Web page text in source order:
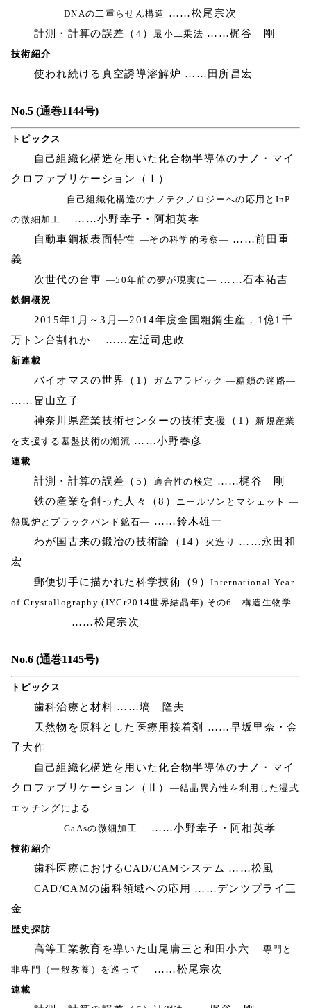
DNAの二重らせん構造 ……松尾宗次
計測・計算の誤差（4）最小二乗法 ……梶谷 剛
技術紹介
使われ続ける真空誘導溶解炉 ……田所昌宏
No.5 (通巻1144号)
トピックス
自己組織化構造を用いた化合物半導体のナノ・マイ
クロファブリケーション（Ｉ）
―自己組織化構造のナノテクノロジーへの応用とInP
の微細加工― ……小野幸子・阿相英孝
自動車鋼板表面特性 ―その科学的考察― ……前田重
義
次世代の台車 ―50年前の夢が現実に― ……石本祐吉
鉄鋼概況
2015年1月～3月―2014年度全国粗鋼生産，1億1千
万トン台割れか― ……左近司忠政
新連載
バイオマスの世界（1） ガムアラビック ―糖鎖の迷路―
……畠山立子
神奈川県産業技術センターの技術支援（1） 新規産業
を支援する基盤技術の潮流 ……小野春彦
連載
計測・計算の誤差（5）適合性の検定 ……梶谷 剛
鉄の産業を創った人々（8）
ニールソンとマシェット ―
熱風炉とブラックバンド鉱石― ……鈴木雄一
わが国古来の鍛冶の技術論（14）
火造り
……永田和
宏
郵便切手に描かれた科学技術（9） International Year
of Crystallography (IYCr2014世界結晶年) その6 構造生物学
……松尾宗次
No.6 (通巻1145号)
トピックス
歯科治療と材料 ……塙 隆夫
天然物を原料とした医療用接着剤 ……早坂里奈・金
子大作
自己組織化構造を用いた化合物半導体のナノ・マイ
クロファブリケーション（Ⅱ） ―結晶異方性を利用した湿式
エッチングによる
GaAsの微細加工― ……小野幸子・阿相英孝
技術紹介
歯科医療におけるCAD/CAMシステム ……松風
CAD/CAMの歯科領域への応用 ……デンツプライ三
金
歴史探訪
高等工業教育を導いた山尾庸三と和田小六―専門と
非専門（一般教養）を巡って― ……松尾宗次
連載